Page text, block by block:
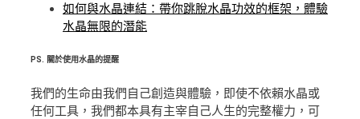
如何與水晶連結：帶你跳脫水晶功效的框架，體驗
水晶無限的潛能
PS. 關於使用水晶的提醒
我們的生命由我們自己創造與體驗，即使不依賴水晶或
任何工具，我們都本具有主宰自己人生的完整權力，可